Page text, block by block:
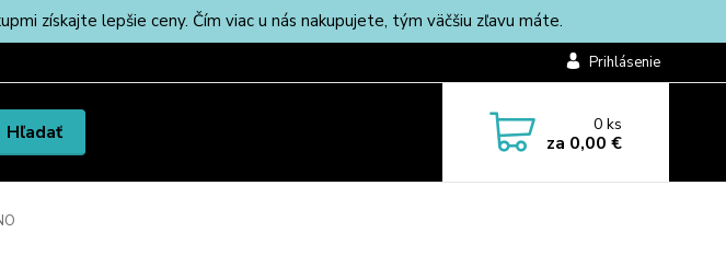
získajte lepšie ceny. Čím viac u nás nakupujete, tým väčšiu zľavu máte.
Prihlásenie
Hľadať 0ks
za 0,00 €